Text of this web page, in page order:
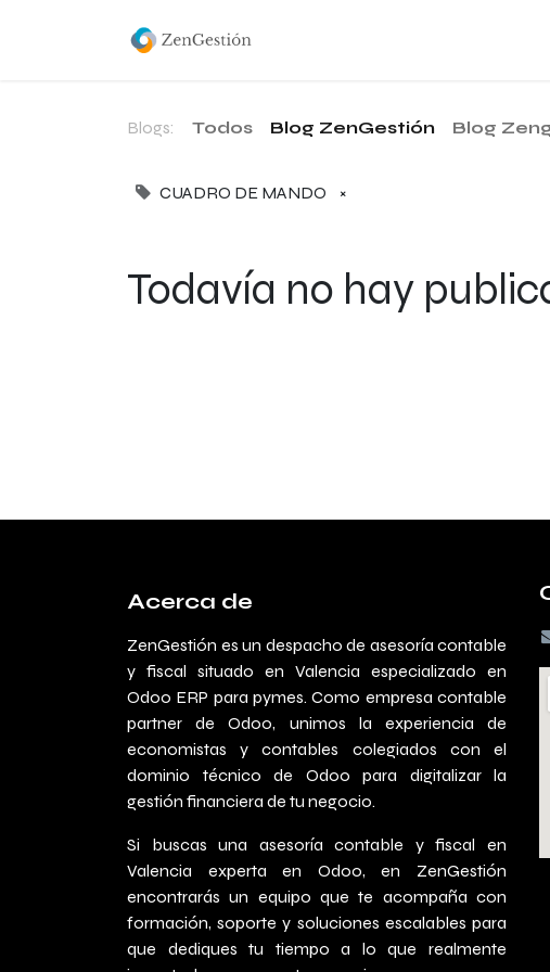
Blogs: Todos Blog ZenGestión Blog
CUADRO DE MANDO ×
Todavía no hay
Acerca de
ZenGestión es un despacho de asesoría contable
y fiscal situado en Valencia especializado en
Odoo ERP para pymes. Como empresa contable
partner de Odoo, unimos la experiencia de
economistas y contables colegiados con el
dominio técnico de Odoo para digitalizar la
gestión financiera de tu negocio.
Si buscas una asesoría contable y fiscal en
Valencia experta en Odoo, en ZenGestión
encontrarás un equipo que te acompaña con
formación, soporte y soluciones escalables para
que dediques tu tiempo a lo que realmente